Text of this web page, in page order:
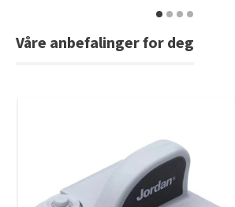
Våre anbefalinger for deg